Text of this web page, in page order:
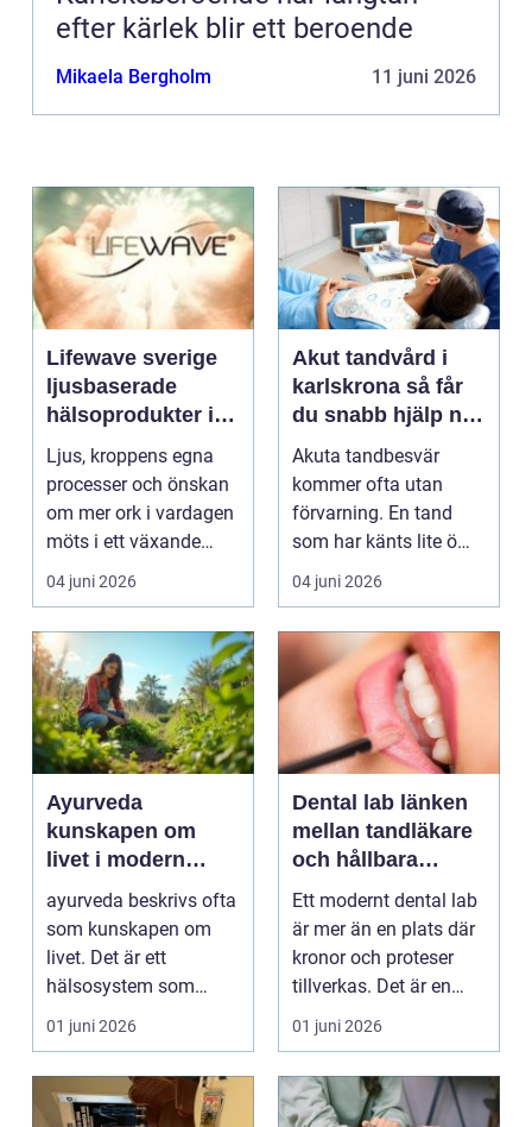
efter kärlek blir ett beroende
Mikaela Bergholm 11 juni 2026
Lifewave sverige
ljusbaserade
hälsoprodukter i
fokus
Ljus, kroppens egna
processer och önskan
om mer ork i vardagen
möts i ett växande
intresse för fotot...
04 juni 2026
Akut tandvård i
karlskrona så får
du snabb hjälp när
tanden krisar
Akuta tandbesvär
kommer ofta utan
förvarning. En tand
som har känts lite öm
kan plötsligt göra så
on...
04 juni 2026
Ayurveda
kunskapen om
livet i modern
vardag
ayurveda beskrivs ofta
som kunskapen om
livet. Det är ett
hälsosystem som
betonar balans, helhet
och...
01 juni 2026
Dental lab länken
mellan tandläkare
och hållbara
leenden
Ett modernt dental lab
är mer än en plats där
kronor och proteser
tillverkas. Det är en
teknisk och ...
01 juni 2026